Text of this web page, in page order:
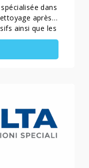
dans
après
ainsi que les
et des
des services